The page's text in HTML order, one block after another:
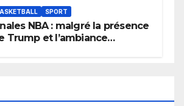
SPORT
NBA : malgré la présence
Trump et l’ambiance